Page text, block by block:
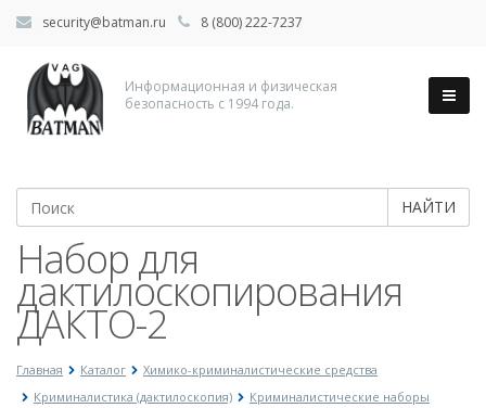
security@batman.ru 8 (800) 222-7237
Информационная и физическая
безопасность с 1994 года.
НАЙТИ
Набор для
дактилоскопирования
ДАКТО-2
Главная Каталог
Химико-криминалистические средства
Криминалистика (дактилоскопия)
Криминалистические наборы